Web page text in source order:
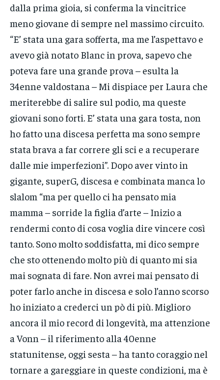
dalla prima gioia, si conferma la vincitrice
meno giovane di sempre nel massimo circuito.
“E’ stata una gara sofferta, ma me l’aspettavo e
avevo già notato Blanc in prova, sapevo che
poteva fare una grande prova – esulta la
34enne valdostana – Mi dispiace per Laura che
meriterebbe di salire sul podio, ma queste
giovani sono forti. E’ stata una gara tosta, non
ho fatto una discesa perfetta ma sono sempre
stata brava a far correre gli sci e a recuperare
dalle mie imperfezioni”. Dopo aver vinto in
gigante, superG, discesa e combinata manca lo
slalom “ma per quello ci ha pensato mia
mamma – sorride la figlia d’arte – Inizio a
rendermi conto di cosa voglia dire vincere così
tanto. Sono molto soddisfatta, mi dico sempre
che sto ottenendo molto più di quanto mi sia
mai sognata di fare. Non avrei mai pensato di
poter farlo anche in discesa e solo l’anno scorso
ho iniziato a crederci un pò di più. Miglioro
ancora il mio record di longevità, ma attenzione
a Vonn – il riferimento alla 40enne
statunitense, oggi sesta – ha tanto coraggio nel
tornare a gareggiare in queste condizioni, ma è